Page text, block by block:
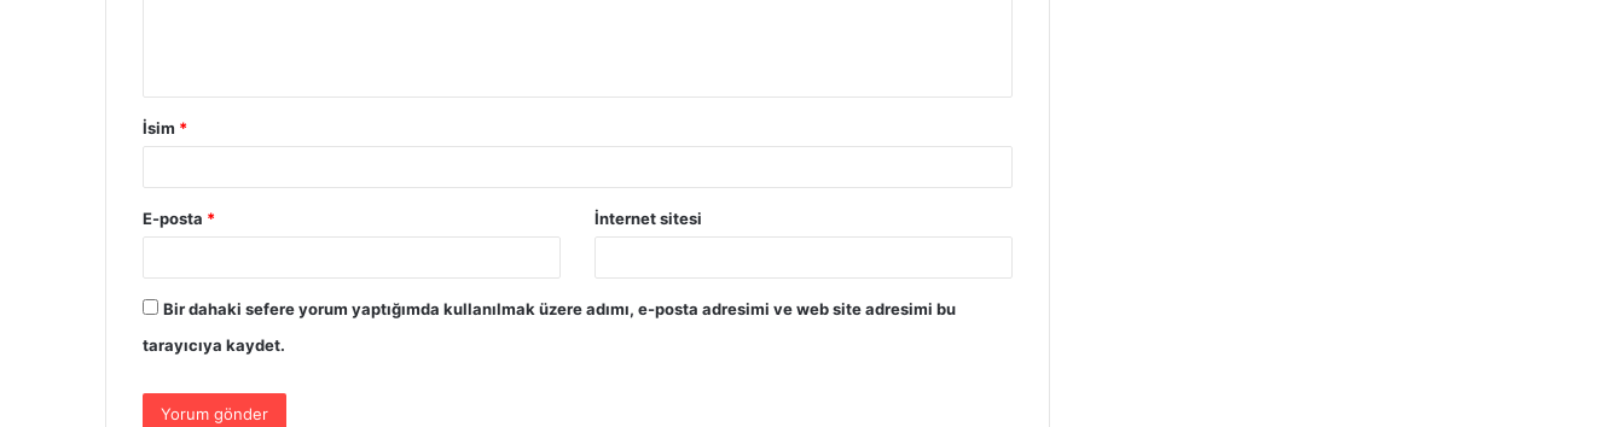
İsim *
E-posta * İnternet sitesi
Bir dahaki sefere yorum yaptığımda kullanılmak üzere adımı, e-posta adresimi ve web site adresimi bu
tarayıcıya kaydet.